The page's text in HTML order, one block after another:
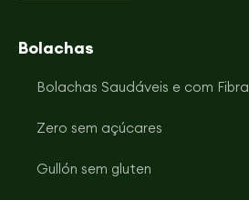
Bolachas
Bolachas Saudáveis e com Fibra
Zero sem açúcares
Gullón sem gluten